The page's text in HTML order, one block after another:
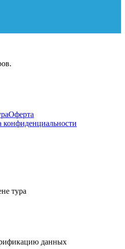
Оферта
конфиденциальности
тура
данных